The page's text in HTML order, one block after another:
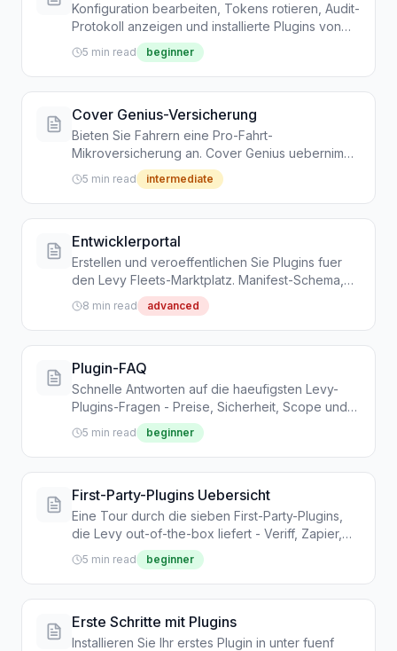
Konfiguration bearbeiten, Tokens rotieren, Audit-
Protokoll anzeigen und installierte Plugins von
Einstellungen -> Plugins verwalten.
5 min read beginner
Cover Genius-Versicherung
Bieten Sie Fahrern eine Pro-Fahrt-
Mikroversicherung an. Cover Genius uebernimmt
die Versicherung; Sie und Levy teilen sich den
Umsatz.
5 min read intermediate
Entwicklerportal
Erstellen und veroeffentlichen Sie Plugins fuer
den Levy Fleets-Marktplatz. Manifest-Schema,
Sandbox, Einreichungsprozess und 5-Tage-
Review-SLA.
8 min read advanced
Plugin-FAQ
Schnelle Antworten auf die haeufigsten Levy-
Plugins-Fragen - Preise, Sicherheit, Scope und
Einreichungszeiten.
5 min read beginner
First-Party-Plugins Uebersicht
Eine Tour durch die sieben First-Party-Plugins,
die Levy out-of-the-box liefert - Veriff, Zapier,
Captur.ai, Cover Genius, SparkPark, BigQuery
und Persona.
5 min read beginner
Erste Schritte mit Plugins
Installieren Sie Ihr erstes Plugin in unter fuenf